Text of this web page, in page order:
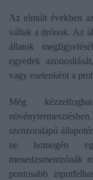
Az elmúlt években
váltak a drónok. Az
állatok
egyedek
vagy esetenként a
Még
szenzoralapú
ne homogén
menedzsmentzónák
pontosabb